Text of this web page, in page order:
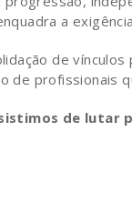
a
de
de profissionais
de lutar